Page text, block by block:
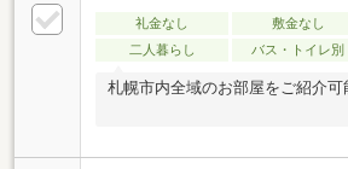
礼金なし 敷金なし
二人暮らし
バス・トイレ別
札幌市内全域のお部屋をご紹介可